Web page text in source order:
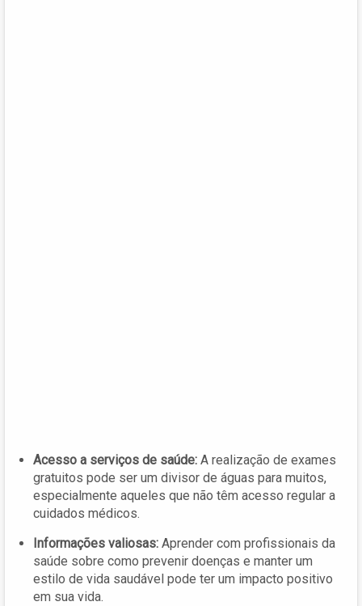
Acesso a serviços de saúde: A realização de exames
gratuitos pode ser um divisor de águas para muitos,
especialmente aqueles que não têm acesso regular a
cuidados médicos.
Informações valiosas: Aprender com profissionais da
saúde sobre como prevenir doenças e manter um
estilo de vida saudável pode ter um impacto positivo
em sua vida.